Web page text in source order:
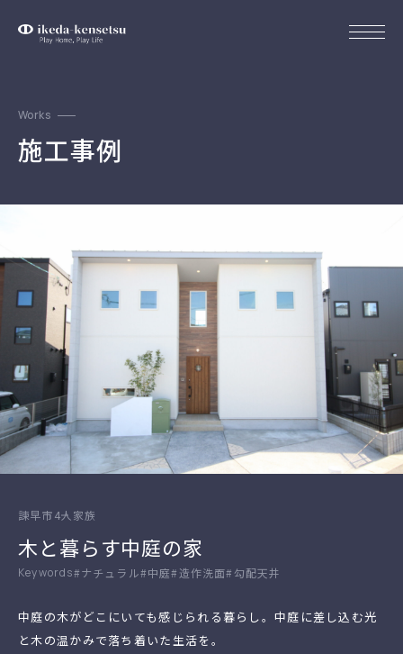
Works
施工事例
諫早市4人家族
木と暮らす中庭の家
#ナチュラル#中庭#造作洗面#勾配天井
中庭の木がどこにいても感じられる暮らし。中庭に差し込む光
と木の温かみで落ち着いた生活を。